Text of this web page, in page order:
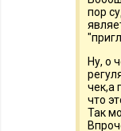
пор
Ну, о
чек,а
что
Так